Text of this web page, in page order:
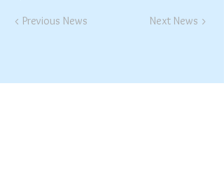
< Previous News Next News >